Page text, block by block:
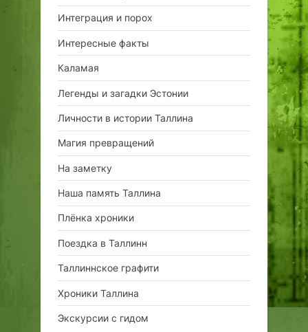
Интеграция и порох
Интересные факты
Каламая
Легенды и загадки Эстонии
Личности в истории Таллина
Магия превращений
На заметку
Наша память Таллина
Плёнка хроники
Поездка в Таллинн
Таллиннское графити
Хроники Таллина
Экскурсии с гидом